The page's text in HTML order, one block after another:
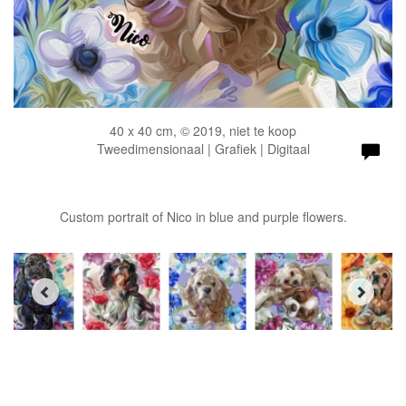
40 x 40 cm, © 2019, niet te koop
Tweedimensionaal | Grafiek | Digitaal
Custom portrait of Nico in blue and purple flowers.